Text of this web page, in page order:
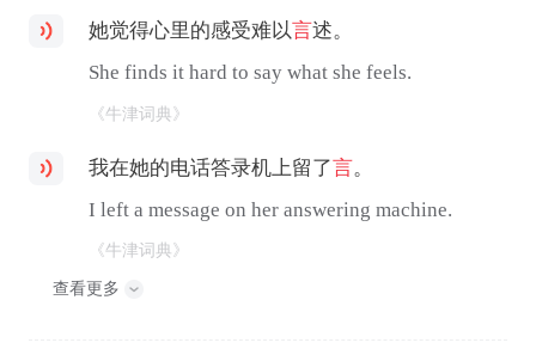
她觉得心里的感受难以言述。
She finds it hard to say what she feels.
《牛津词典》
我在她的电话答录机上留了言。
I left a message on her answering machine.
《牛津词典》
查看更多